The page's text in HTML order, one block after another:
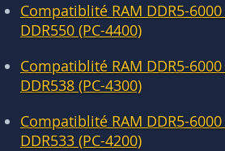
Compatiblité RAM DDR5-6000
DDR550 (PC-4400)
Compatiblité RAM DDR5-6000
DDR538 (PC-4300)
Compatiblité RAM DDR5-6000
DDR533 (PC-4200)